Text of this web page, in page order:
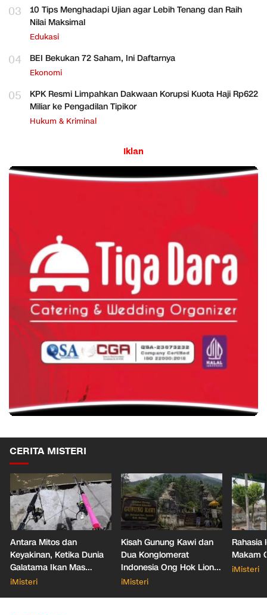
03
10 Tips Menghadapi Ujian agar Lebih Tenang dan Raih
Nilai Maksimal
Edukasi
04 BEI Bekukan 72 Saham, Ini Daftarnya
Ekonomi
05
KPK Resmi Limpahkan Dakwaan Korupsi Kuota Haji Rp622
Miliar ke Pengadilan Tipikor
Hukum & Kriminal
Iklan
CERITA MISTERI
Antara Mitos dan
Keyakinan, Ketika Dunia
Galatama Ikan Mas
Bersentuhan dengan Hal
iMisteri
Kisah Gunung Kawi dan
Dua Konglomerat
Indonesia Ong Hok Liong
hingga Liem Sioe Liong
iMisteri
Rahasia
Makam
iMisteri